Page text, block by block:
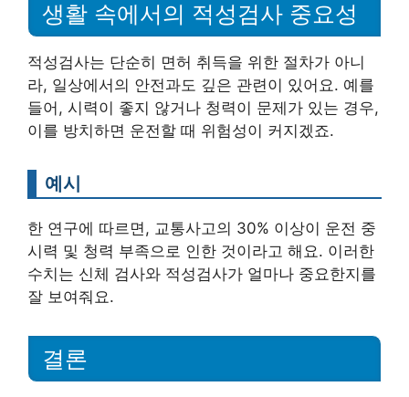
생활 속에서의 적성검사 중요성
적성검사는 단순히 면허 취득을 위한 절차가 아니
라, 일상에서의 안전과도 깊은 관련이 있어요. 예를
들어, 시력이 좋지 않거나 청력이 문제가 있는 경우,
이를 방치하면 운전할 때 위험성이 커지겠죠.
예시
한 연구에 따르면, 교통사고의 30% 이상이 운전 중
시력 및 청력 부족으로 인한 것이라고 해요. 이러한
수치는 신체 검사와 적성검사가 얼마나 중요한지를
잘 보여줘요.
결론